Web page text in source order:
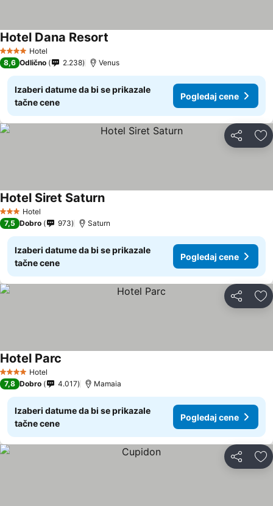
4 ZvezdiceHotel
Hotel Dana Resort
8,6 Odlično 2.238 Venus
Izaberi datume da bi se prikazale
tačne cene
Pogledaj cene
Deli
3 Zvezdice
Hotel
Hotel Siret SaturnPogledaj cene
7,5 Dobro 973 Saturn
Izaberi datume da bi se prikazale
tačne cene
Pogledaj cene
Deli
4 ZvezdiceHotel
Hotel Parc
7,8 Dobro 4.017 Mamaia
Izaberi datume da bi se prikazale
tačne cene
Pogledaj cene
Deli